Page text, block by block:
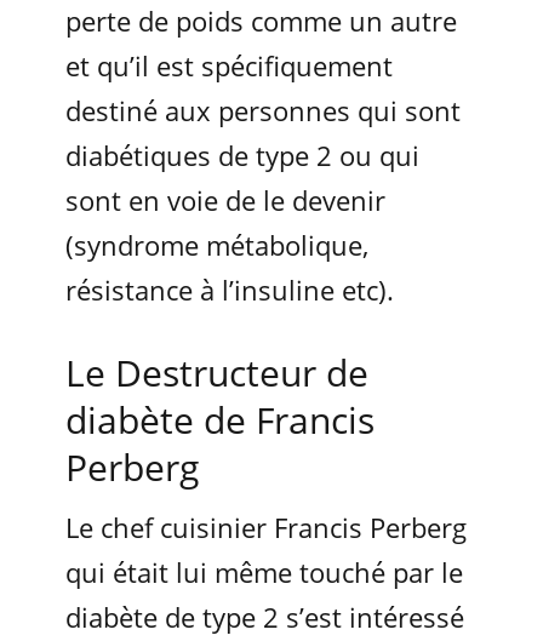
perte de poids comme un autre
et qu’il est spécifiquement
destiné aux personnes qui sont
diabétiques de type 2 ou qui
sont en voie de le devenir
(syndrome métabolique,
résistance à l’insuline etc).
Le Destructeur de
diabète de Francis
Perberg
Le chef cuisinier Francis Perberg
qui était lui même touché par le
diabète de type 2 s’est intéressé